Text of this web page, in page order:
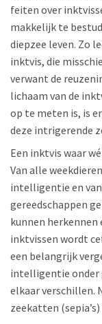
feiten over
makkelijk te
diepzee leven. Zo
inktvis, die
verwant de
lichaam van de
op te meten is, is
deze intrigerende
Een inktvis waar
Van alle
intelligentie en
gereedschappen
kunnen
inktvissen wordt
een belangrijk
intelligentie onder
elkaar verschillen.
zeekatten